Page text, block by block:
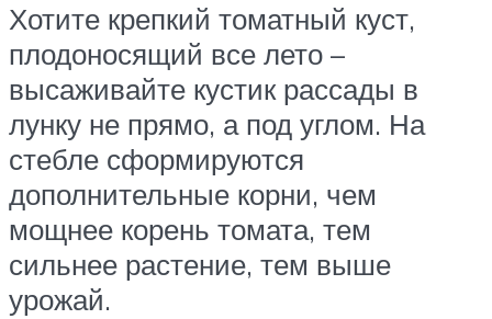
Хотите крепкий томатный куст,
плодоносящий все лето –
высаживайте кустик рассады в
лунку не прямо, а под углом. На
стебле сформируются
дополнительные корни, чем
мощнее корень томата, тем
сильнее растение, тем выше
урожай.